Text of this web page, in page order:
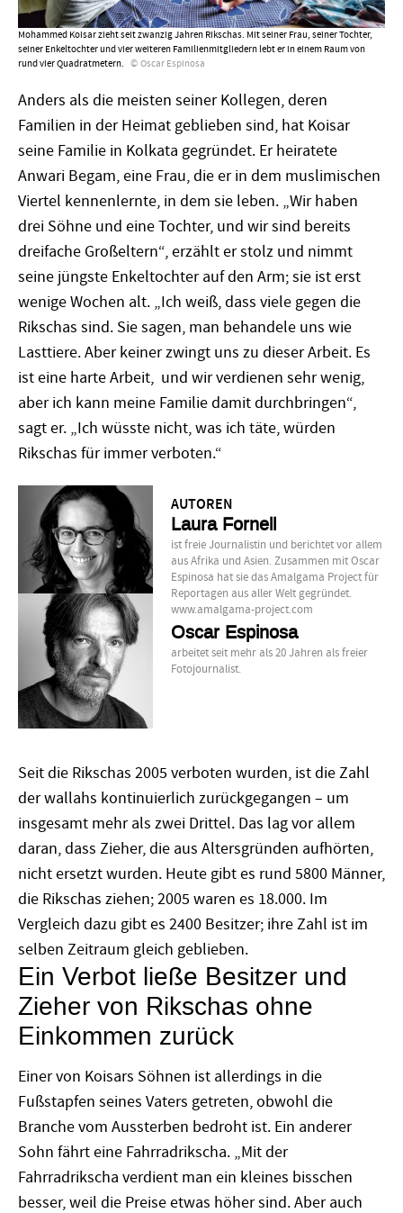
Mohammed Koisar zieht seit zwanzig Jahren Rikschas. Mit seiner Frau, seiner Tochter,
seiner Enkeltochter und vier weiteren Familienmitgliedern lebt er in einem Raum von
rund vier Quadratmetern.
Oscar Espinosa
Anders als die meisten seiner Kollegen, deren
Familien in der Heimat geblieben sind, hat Koisar
seine Familie in Kolkata gegründet. Er heiratete
Anwari Begam, eine Frau, die er in dem muslimischen
Viertel kennenlernte, in dem sie leben. „Wir haben
drei Söhne und eine Tochter, und wir sind bereits
dreifache Großeltern“, erzählt er stolz und nimmt
seine jüngste Enkeltochter auf den Arm; sie ist erst
wenige Wochen alt. „Ich weiß, dass viele gegen die
Rikschas sind. Sie sagen, man behandele uns wie
Lasttiere. Aber keiner zwingt uns zu dieser Arbeit. Es
ist eine harte Arbeit, und wir verdienen sehr wenig,
aber ich kann meine Familie damit durchbringen“,
sagt er. „Ich wüsste nicht, was ich täte, würden
Rikschas für immer verboten.“
AUTOREN
Laura Fornell
ist freie Journalistin und berichtet vor allem
aus Afrika und Asien. Zusammen mit Oscar
Espinosa hat sie das Amalgama Project für
Reportagen aus aller Welt gegründet.
www.amalgama-project.com
Oscar Espinosa
arbeitet seit mehr als 20 Jahren als freier
Fotojournalist.
Seit die Rikschas 2005 verboten wurden, ist die Zahl
der wallahs kontinuierlich zurückgegangen – um
insgesamt mehr als zwei Drittel. Das lag vor allem
daran, dass Zieher, die aus Altersgründen aufhörten,
nicht ersetzt wurden. Heute gibt es rund 5800 Männer,
die Rikschas ziehen; 2005 waren es 18.000. Im
Vergleich dazu gibt es 2400 Besitzer; ihre Zahl ist im
selben Zeitraum gleich geblieben.
Ein Verbot ließe Besitzer und
Zieher von Rikschas ohne
Einkommen zurück
Einer von Koisars Söhnen ist allerdings in die
Fußstapfen seines Vaters getreten, obwohl die
Branche vom Aussterben bedroht ist. Ein anderer
Sohn fährt eine Fahrradrikscha. „Mit der
Fahrradrikscha verdient man ein kleines bisschen
besser, weil die Preise etwas höher sind. Aber auch